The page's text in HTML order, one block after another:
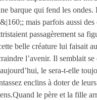
barque qui fend les
mais parfois aussi des
passagèrement sa
belle créature lui faisait
l’avenir. Il semblait
le sera-t-elle
enclins à doter de
le père et la fille